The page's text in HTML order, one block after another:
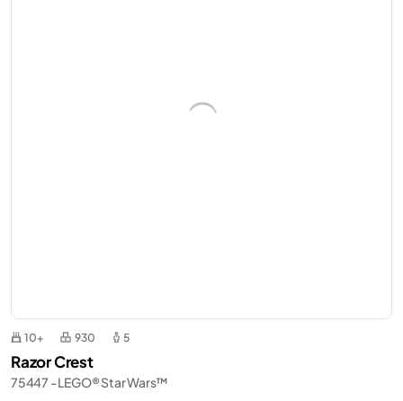
10+ 930 5
Razor Crest
75447 - LEGO® Star Wars™